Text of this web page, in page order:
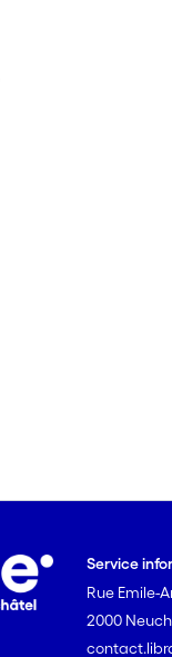
Service
Rue Emile-
2000